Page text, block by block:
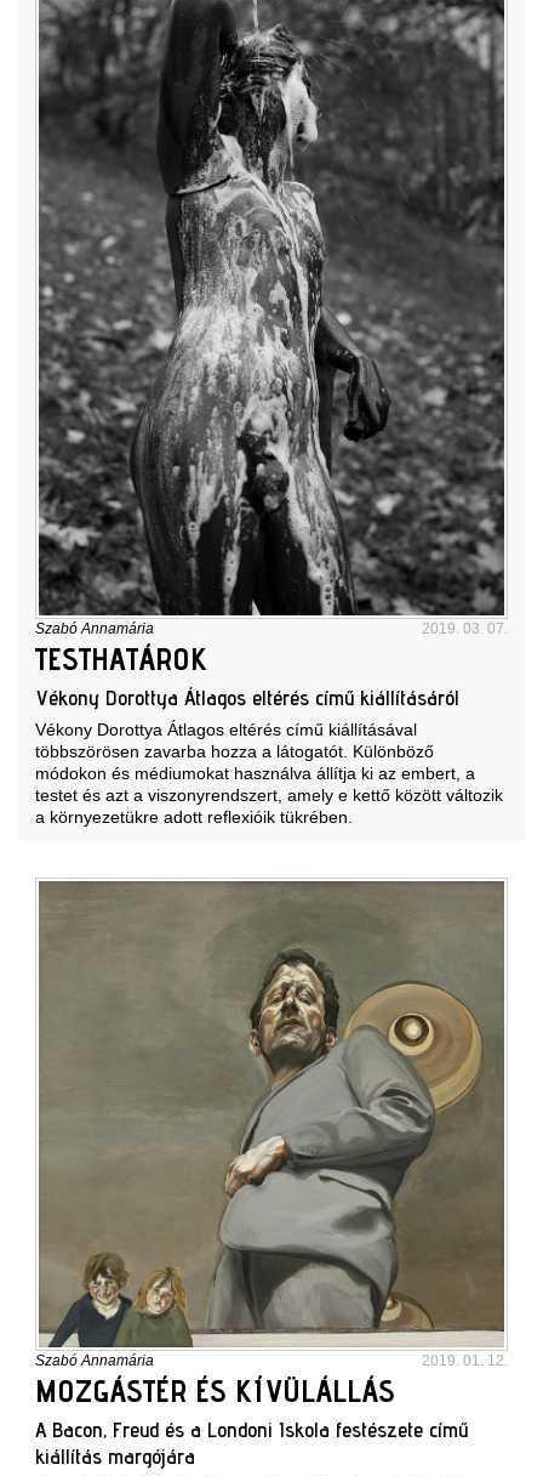
Szabó Annamária 2019. 03. 07.
TESTHATÁROK
Vékony Dorottya Átlagos eltérés című kiállításáról
Vékony Dorottya Átlagos eltérés című kiállításával
többszörösen zavarba hozza a látogatót. Különböző
módokon és médiumokat használva állítja ki az embert, a
testet és azt a viszonyrendszert, amely e kettő között változik
a környezetükre adott reflexióik tükrében.
Szabó Annamária 2019. 01. 12.
MOZGÁSTÉR ÉS KÍVÜLÁLLÁS
A Bacon, Freud és a Londoni Iskola festészete című
kiállítás margójára